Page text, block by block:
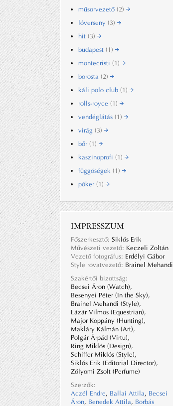
műsorvezető (2)
lóverseny (3)
hit (3)
budapest (1)
montecristi (1)
borosta (2)
káli polo club (1)
rolls-royce (1)
vendéglátás (1)
virág (3)
bőr (1)
kaszinoprofi (1)
függöségek (1)
póker (1)
IMPRESSZUM
Főszerkesztő: Siklós Erik
Művészeti vezető: Keczeli Zoltán
Vezető fotográfus: Erdélyi Gábor
Style rovatvezető: Brainel Mehandi
Szakértői bizottság:
Becsei Áron (Watch),
Besenyei Péter (In the Sky),
Brainel Mehandi (Style),
Lázár Vilmos (Equestrian),
Major Koppány (Hunting),
Makláry Kálmán (Art),
Polgár Árpád (Virtu),
Ring Miklós (Design),
Schiffer Miklós (Style),
Siklós Erik (Editorial Director),
Zólyomi Zsolt (Perfume)
Szerzők:
Aczél Endre, Ballai Attila, Becsei
Áron, Benedek Attila, Borbás